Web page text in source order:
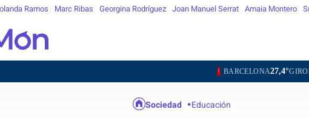
Ramos Marc Ribas Georgina Rodríguez Joan Manuel Serrat Amaia Montero
27,4°GIRONA25,8°LLEIDA
Sociedad Educación